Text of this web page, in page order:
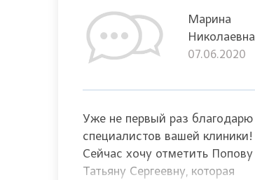
Марина
Николаевна
07.06.2020
Уже не первый раз благодарю
специалистов вашей клиники!
Сейчас хочу отметить Попову
Татьяну Сергеевну, которая